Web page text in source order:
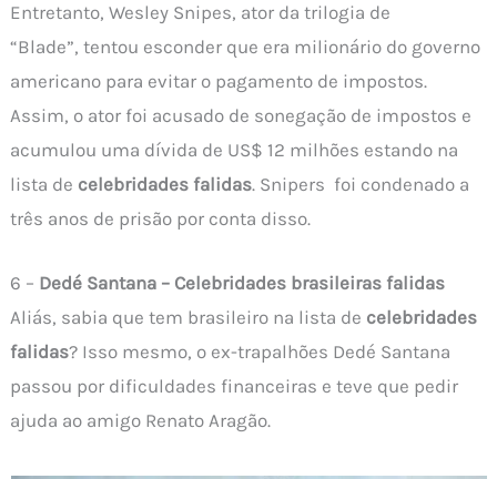
Entretanto, Wesley Snipes, ator da trilogia de
“Blade”, tentou esconder que era milionário do governo
americano para evitar o pagamento de impostos.
Assim, o ator foi acusado de sonegação de impostos e
acumulou uma dívida de US$ 12 milhões estando na
lista de celebridades falidas. Snipers foi condenado a
três anos de prisão por conta disso.
6 – Dedé Santana – Celebridades brasileiras falidas
Aliás, sabia que tem brasileiro na lista de celebridades
falidas? Isso mesmo, o ex-trapalhões Dedé Santana
passou por dificuldades financeiras e teve que pedir
ajuda ao amigo Renato Aragão.